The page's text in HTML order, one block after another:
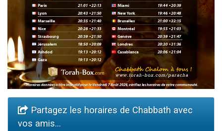
Partagez les horaires de Chabbath avec
vos amis...